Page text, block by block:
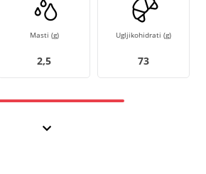
Masti (g)
2,5
Ugljikohidrati (g)
73